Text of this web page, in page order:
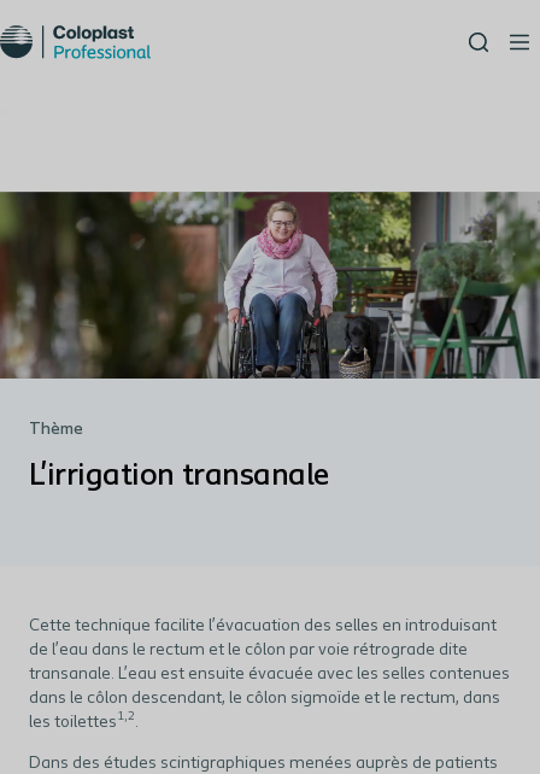
Thème
L'irrigation transanale
Cette technique facilite l’évacuation des selles en introduisant
de l’eau dans le rectum et le côlon par voie rétrograde dite
transanale. L’eau est ensuite évacuée avec les selles contenues
dans le côlon descendant, le côlon sigmoïde et le rectum, dans
les toilettes1,2.
Dans des études scintigraphiques menées auprès de patients